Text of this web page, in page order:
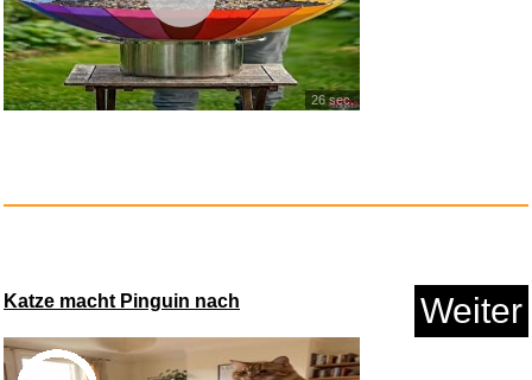
GARDIGO Wespenwedler &
Fliegen...
26 sec.
Katze macht Pinguin nach Weiter